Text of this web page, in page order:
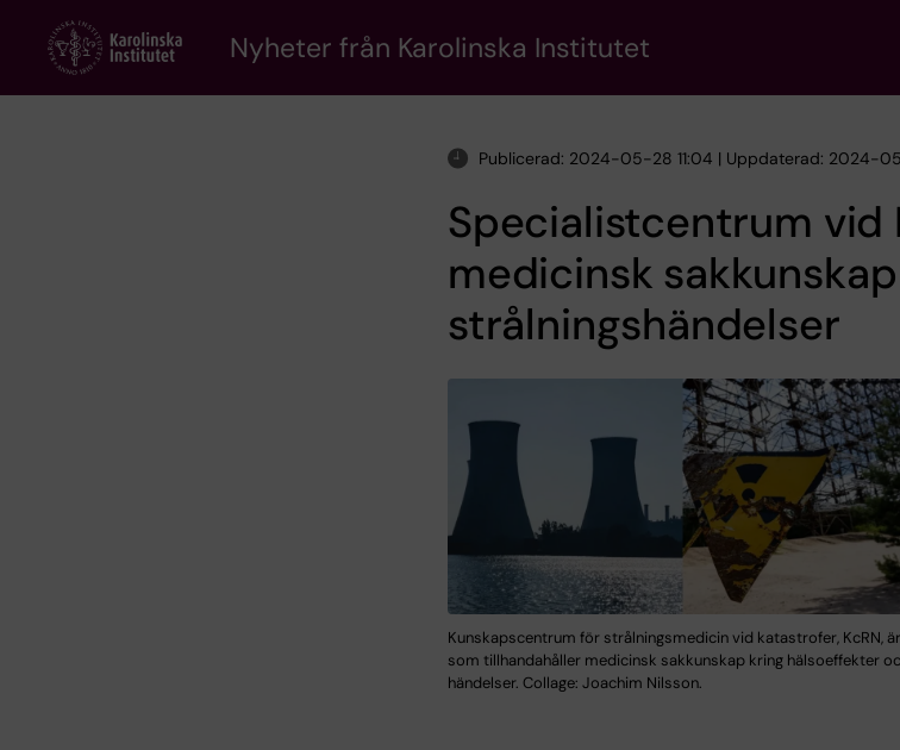
content
Nyheter från Karolinska Institutet
Publicerad: 2024-05-28 11:04 | Uppdaterad: 2024-
Specialistcentrum vid
medicinsk
strålningshändelser
Kunskapscentrum för strålningsmedicin vid katastrofer, KcRN,
som tillhandahåller medicinsk sakkunskap kring hälsoeffekter
händelser. Collage: Joachim Nilsson.